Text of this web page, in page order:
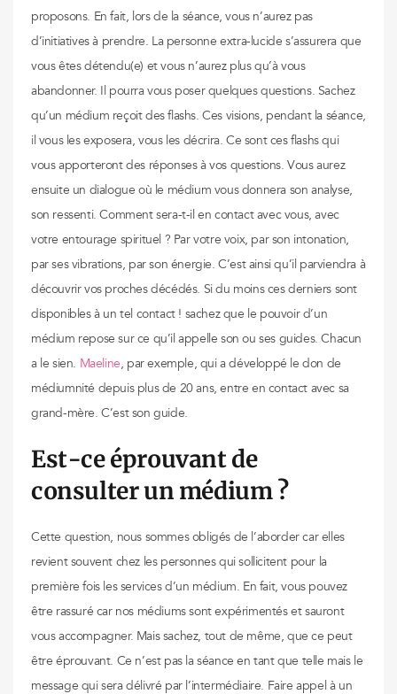
proposons. En fait, lors de la séance, vous n’aurez pas
d’initiatives à prendre. La personne extra-lucide s’assurera que
vous êtes détendu(e) et vous n’aurez plus qu’à vous
abandonner. Il pourra vous poser quelques questions. Sachez
qu’un médium reçoit des flashs. Ces visions, pendant la séance,
il vous les exposera, vous les décrira. Ce sont ces flashs qui
vous apporteront des réponses à vos questions. Vous aurez
ensuite un dialogue où le médium vous donnera son analyse,
son ressenti. Comment sera-t-il en contact avec vous, avec
votre entourage spirituel ? Par votre voix, par son intonation,
par ses vibrations, par son énergie. C’est ainsi qu’il parviendra à
découvrir vos proches décédés. Si du moins ces derniers sont
disponibles à un tel contact ! sachez que le pouvoir d’un
médium repose sur ce qu’il appelle son ou ses guides. Chacun
a le sien. Maeline, par exemple, qui a développé le don de
médiumnité depuis plus de 20 ans, entre en contact avec sa
grand-mère. C’est son guide.
Est-ce éprouvant de
consulter un médium ?
Cette question, nous sommes obligés de l’aborder car elles
revient souvent chez les personnes qui sollicitent pour la
première fois les services d’un médium. En fait, vous pouvez
être rassuré car nos médiums sont expérimentés et sauront
vous accompagner. Mais sachez, tout de même, que ce peut
être éprouvant. Ce n’est pas la séance en tant que telle mais le
message qui sera délivré par l’intermédiaire. Faire appel à un